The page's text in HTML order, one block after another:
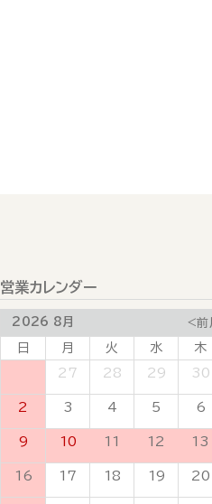
営業カレンダー
2026 8月 <前
日 月 火 水 木
27 28 29 30
2 3 4 5 6
9 10 11 12 13
16 17 18 19 20